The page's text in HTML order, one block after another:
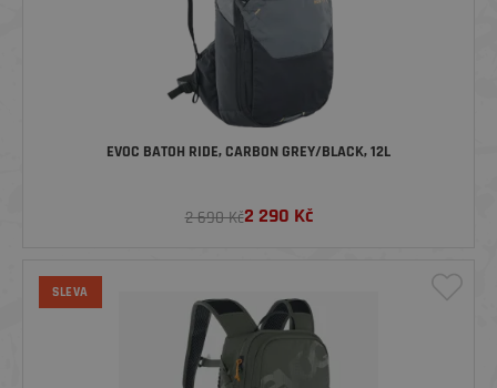
EVOC BATOH RIDE, CARBON GREY/BLACK, 12L
2 690 Kč2 290 Kč
SLEVA